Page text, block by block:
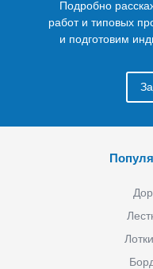
Подробно
работ и типовых
и подготовим